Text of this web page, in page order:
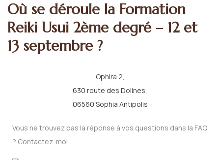
Où se déroule la Formation
Reiki Usui 2ème degré – 12 et
13 septembre ?
Ophira 2,
630 route des Dolines,
06560 Sophia Antipolis
Vous ne trouvez pas la réponse à vos questions dans la FAQ
? Contactez-moi.